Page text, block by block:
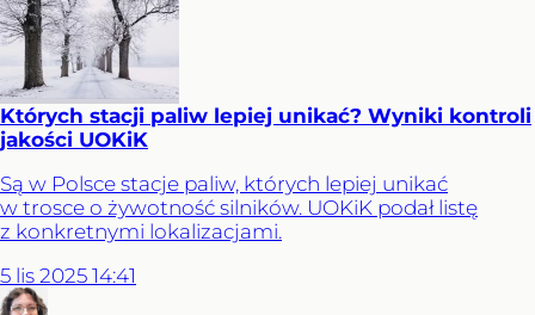
Których stacji paliw lepiej unikać? Wyniki kontroli
jakości UOKiK
Są w Polsce stacje paliw, których lepiej unikać
w trosce o żywotność silników. UOKiK podał listę
z konkretnymi lokalizacjami.
5 lis 2025 14:41